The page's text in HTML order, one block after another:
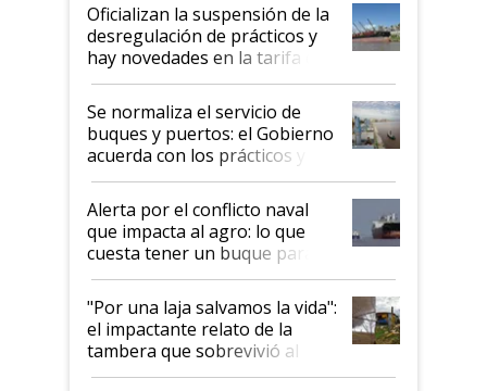
Oficializan la suspensión de la
desregulación de prácticos y
hay novedades en la tarifa de
la hidrovía
Se normaliza el servicio de
buques y puertos: el Gobierno
acuerda con los prácticos y
suspende el decreto de
desregulación
Alerta por el conflicto naval
que impacta al agro: lo que
cuesta tener un buque parado
y el peligro de que Argentina
pase a ser "país sucio"
"Por una laja salvamos la vida":
el impactante relato de la
tambera que sobrevivió al
tornado